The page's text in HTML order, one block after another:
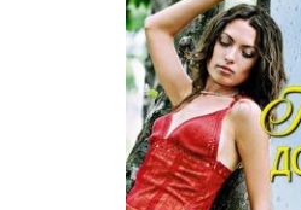
Рейтинги